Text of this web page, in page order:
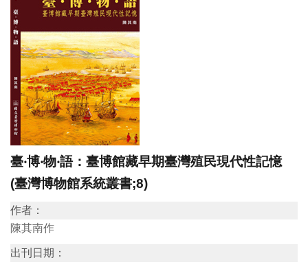
識
臺
博
參
觀
資
訊
展
覽
資
訊
臺‧博‧物‧語：臺博館藏早期臺灣殖民現代性記憶
(臺灣博物館系統叢書;8)
作者：
陳其南作
出刊日期：